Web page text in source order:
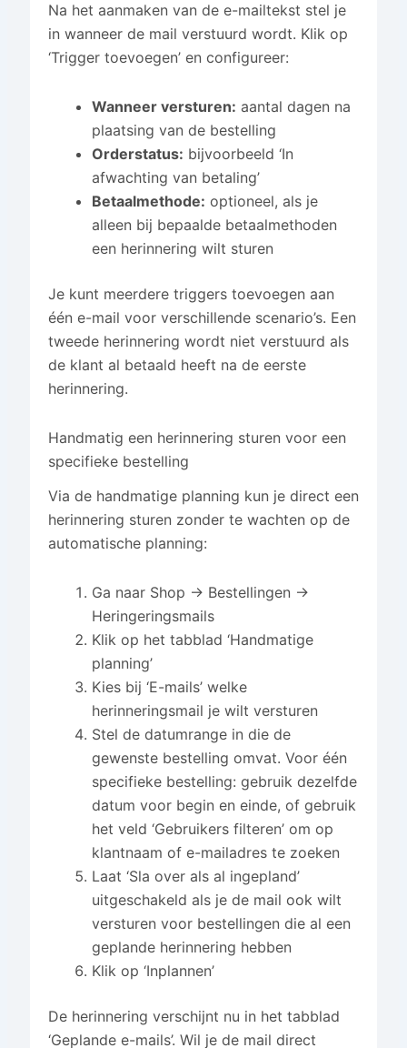
Na het aanmaken van de e-mailtekst stel je
in wanneer de mail verstuurd wordt. Klik op
‘Trigger toevoegen’ en configureer:
Wanneer versturen: aantal dagen na
plaatsing van de bestelling
Orderstatus: bijvoorbeeld ‘In
afwachting van betaling’
Betaalmethode: optioneel, als je
alleen bij bepaalde betaalmethoden
een herinnering wilt sturen
Je kunt meerdere triggers toevoegen aan
één e-mail voor verschillende scenario’s. Een
tweede herinnering wordt niet verstuurd als
de klant al betaald heeft na de eerste
herinnering.
Handmatig een herinnering sturen voor een
specifieke bestelling
Via de handmatige planning kun je direct een
herinnering sturen zonder te wachten op de
automatische planning:
Ga naar Shop → Bestellingen →
Heringeringsmails
Klik op het tabblad ‘Handmatige
planning’
Kies bij ‘E-mails’ welke
herinneringsmail je wilt versturen
Stel de datumrange in die de
gewenste bestelling omvat. Voor één
specifieke bestelling: gebruik dezelfde
datum voor begin en einde, of gebruik
het veld ‘Gebruikers filteren’ om op
klantnaam of e-mailadres te zoeken
Laat ‘Sla over als al ingepland’
uitgeschakeld als je de mail ook wilt
versturen voor bestellingen die al een
geplande herinnering hebben
Klik op ‘Inplannen’
De herinnering verschijnt nu in het tabblad
‘Geplande e-mails’. Wil je de mail direct